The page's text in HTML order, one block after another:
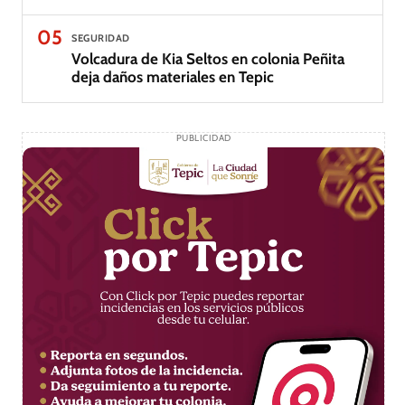
05 SEGURIDAD
Volcadura de Kia Seltos en colonia Peñita
deja daños materiales en Tepic
PUBLICIDAD